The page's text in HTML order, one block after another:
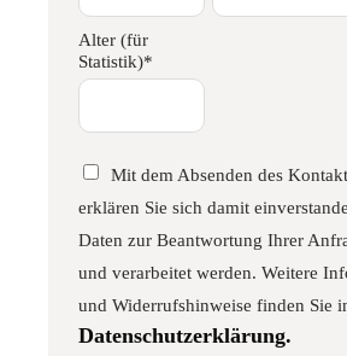
Alter (für
Statistik)*
Mit dem Absenden des
erklären Sie sich damit
Daten zur Beantwortung Ihrer
und verarbeitet werden. Weitere
und Widerrufshinweise finden Sie
Datenschutzerklärung.